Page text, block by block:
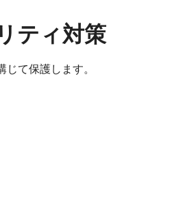
ティ対策
て保護します。